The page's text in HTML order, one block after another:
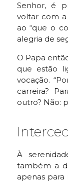
Senhor, é
voltar com
ao “que o
alegria de
O Papa
que estão
vocação.
carreira?
outro? Não:
À
também a
apenas para